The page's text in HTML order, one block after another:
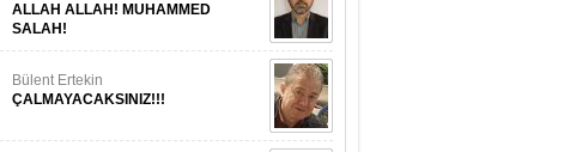
ALLAH ALLAH! MUHAMMED
SALAH!
Bülent Ertekin
ÇALMAYACAKSINIZ!!!